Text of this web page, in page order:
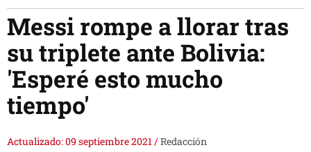
Messi rompe a llorar tras
su triplete ante Bolivia:
'Esperé esto mucho
tiempo'
Actualizado: 09 septiembre 2021/Redacción